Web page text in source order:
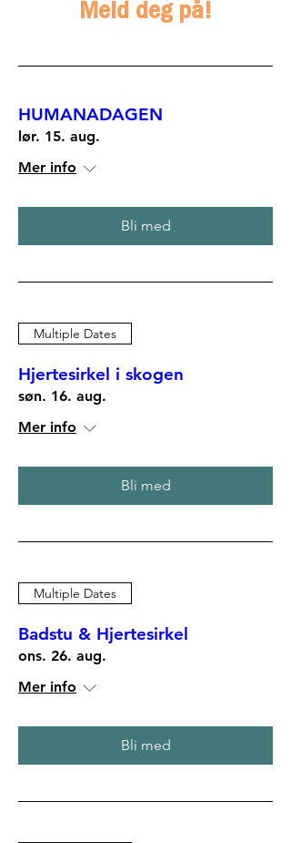
Meld deg på!
HUMANADAGEN
lør. 15. aug.
Mer info
Bli med
Multiple Dates
Hjertesirkel i skogen
søn. 16. aug.
Mer info
Bli med
Multiple Dates
Badstu & Hjertesirkel
ons. 26. aug.
Mer info
Bli med